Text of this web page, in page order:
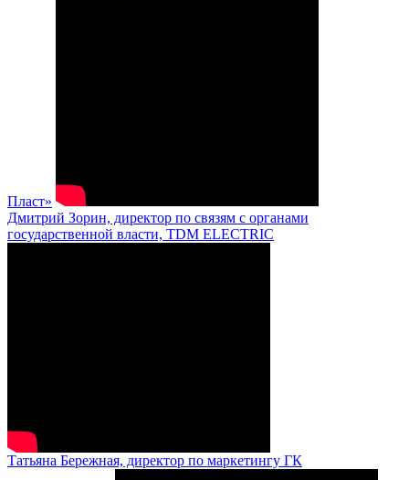
Пласт»
Дмитрий Зорин, директор по связям с органами
государственной власти, TDM ELECTRIC
Татьяна Бережная, директор по маркетингу ГК